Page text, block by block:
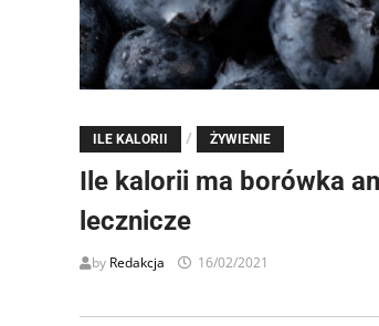
ILE KALORII / ŻYWIENIE
Ile kalorii ma borówka
lecznicze
by Redakcja 16/02/2021